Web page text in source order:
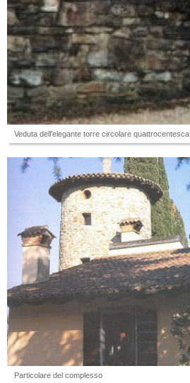
Veduta dell'elegante torre circolare quattrocentesca
Particolare del complesso